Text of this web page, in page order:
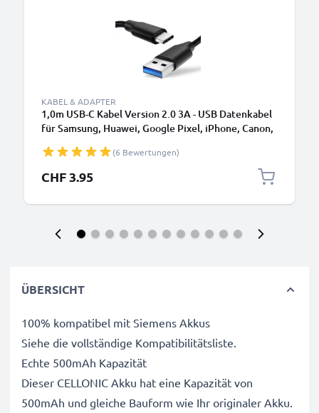
KABEL & ADAPTER
1,0m USB-C Kabel Version 2.0 3A - USB Datenkabel
für Samsung, Huawei, Google Pixel, iPhone, Canon,
(6 Bewertungen)
CHF 3.95
ÜBERSICHT
100% kompatibel mit Siemens Akkus
Siehe die vollständige Kompatibilitätsliste.
Echte 500mAh Kapazität
Dieser CELLONIC Akku hat eine Kapazität von
500mAh und gleiche Bauform wie Ihr originaler Akku.